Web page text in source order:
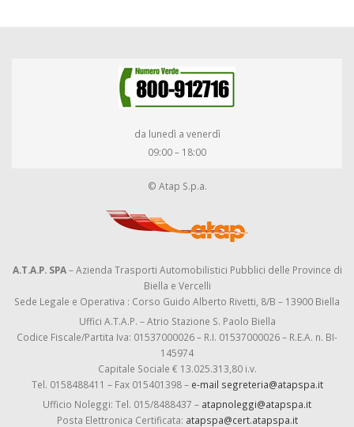
da lunedì a venerdì
09:00 – 18:00
© Atap S.p.a.
A.T.A.P. SPA– Azienda Trasporti Automobilistici Pubblici delle Province di
Biella e Vercelli
Sede Legale e Operativa : Corso Guido Alberto Rivetti, 8/B – 13900 Biella
Uffici A.T.A.P. – Atrio Stazione S. Paolo Biella
Codice Fiscale/Partita Iva: 01537000026 – R.I. 01537000026 – R.E.A. n. BI-
145974
Capitale Sociale € 13.025.313,80 i.v.
Tel. 0158488411 – Fax 015401398 – e-mail segreteria@atapspa.it
Ufficio Noleggi: Tel. 015/8488437 – atapnoleggi@atapspa.it
Posta Elettronica Certificata: atapspa@cert.atapspa.it